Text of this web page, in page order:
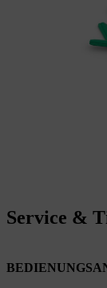
Service &